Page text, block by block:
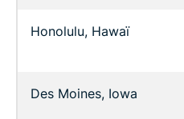
Honolulu, Hawaï
Des Moines, Iowa